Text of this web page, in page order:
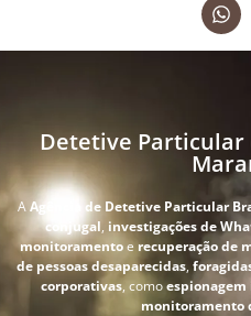
Detetive Particular
AAgência de Detetive Particular
conjugal, investigações de
monitoramentoerecuperação de
de pessoas desaparecidas,
corporativas, como
monitoramento